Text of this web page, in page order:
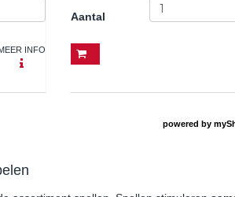
INFO
Aantal
powered by